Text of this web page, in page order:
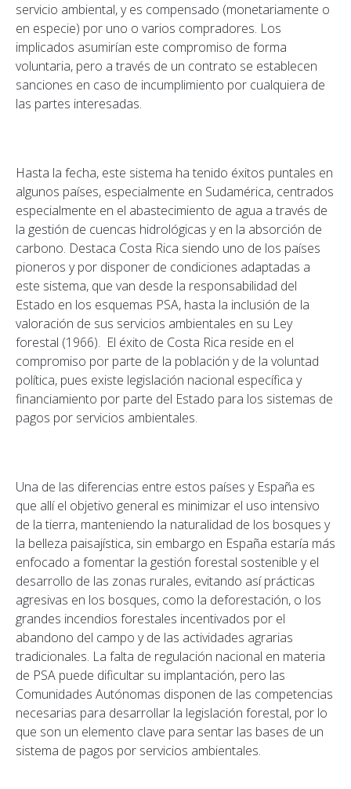
servicio ambiental, y es compensado (monetariamente o
en especie) por uno o varios compradores. Los
implicados asumirían este compromiso de forma
voluntaria, pero a través de un contrato se establecen
sanciones en caso de incumplimiento por cualquiera de
las partes interesadas.
Hasta la fecha, este sistema ha tenido éxitos puntales en
algunos países, especialmente en Sudamérica, centrados
especialmente en el abastecimiento de agua a través de
la gestión de cuencas hidrológicas y en la absorción de
carbono. Destaca Costa Rica siendo uno de los países
pioneros y por disponer de condiciones adaptadas a
este sistema, que van desde la responsabilidad del
Estado en los esquemas PSA, hasta la inclusión de la
valoración de sus servicios ambientales en su Ley
forestal (1966). El éxito de Costa Rica reside en el
compromiso por parte de la población y de la voluntad
política, pues existe legislación nacional específica y
financiamiento por parte del Estado para los sistemas de
pagos por servicios ambientales.
Una de las diferencias entre estos países y España es
que allí el objetivo general es minimizar el uso intensivo
de la tierra, manteniendo la naturalidad de los bosques y
la belleza paisajística, sin embargo en España estaría más
enfocado a fomentar la gestión forestal sostenible y el
desarrollo de las zonas rurales, evitando así prácticas
agresivas en los bosques, como la deforestación, o los
grandes incendios forestales incentivados por el
abandono del campo y de las actividades agrarias
tradicionales. La falta de regulación nacional en materia
de PSA puede dificultar su implantación, pero las
Comunidades Autónomas disponen de las competencias
necesarias para desarrollar la legislación forestal, por lo
que son un elemento clave para sentar las bases de un
sistema de pagos por servicios ambientales.